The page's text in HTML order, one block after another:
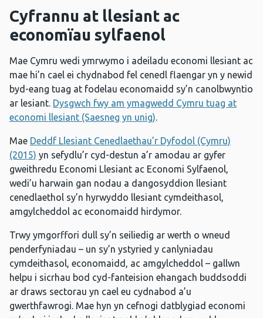
Cyfrannu at llesiant ac
economïau sylfaenol
Mae Cymru wedi ymrwymo i adeiladu economi llesiant ac
mae hi’n cael ei chydnabod fel cenedl flaengar yn y newid
byd-eang tuag at fodelau economaidd sy’n canolbwyntio
ar lesiant. Dysgwch fwy am ymagwedd Cymru tuag at
economi llesiant (Saesneg yn unig).
Mae Deddf Llesiant Cenedlaethau’r Dyfodol (Cymru)
(2015) yn sefydlu’r cyd-destun a’r amodau ar gyfer
gweithredu Economi Llesiant ac Economi Sylfaenol,
wedi’u harwain gan nodau a dangosyddion llesiant
cenedlaethol sy’n hyrwyddo llesiant cymdeithasol,
amgylcheddol ac economaidd hirdymor.
Trwy ymgorffori dull sy’n seiliedig ar werth o wneud
penderfyniadau – un sy’n ystyried y canlyniadau
cymdeithasol, economaidd, ac amgylcheddol – gallwn
helpu i sicrhau bod cyd-fanteision ehangach buddsoddi
ar draws sectorau yn cael eu cydnabod a’u
gwerthfawrogi. Mae hyn yn cefnogi datblygiad economi